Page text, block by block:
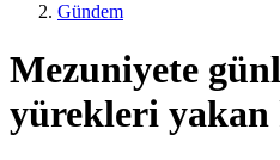
Gündem
Mezuniyete
yürekleri yakan